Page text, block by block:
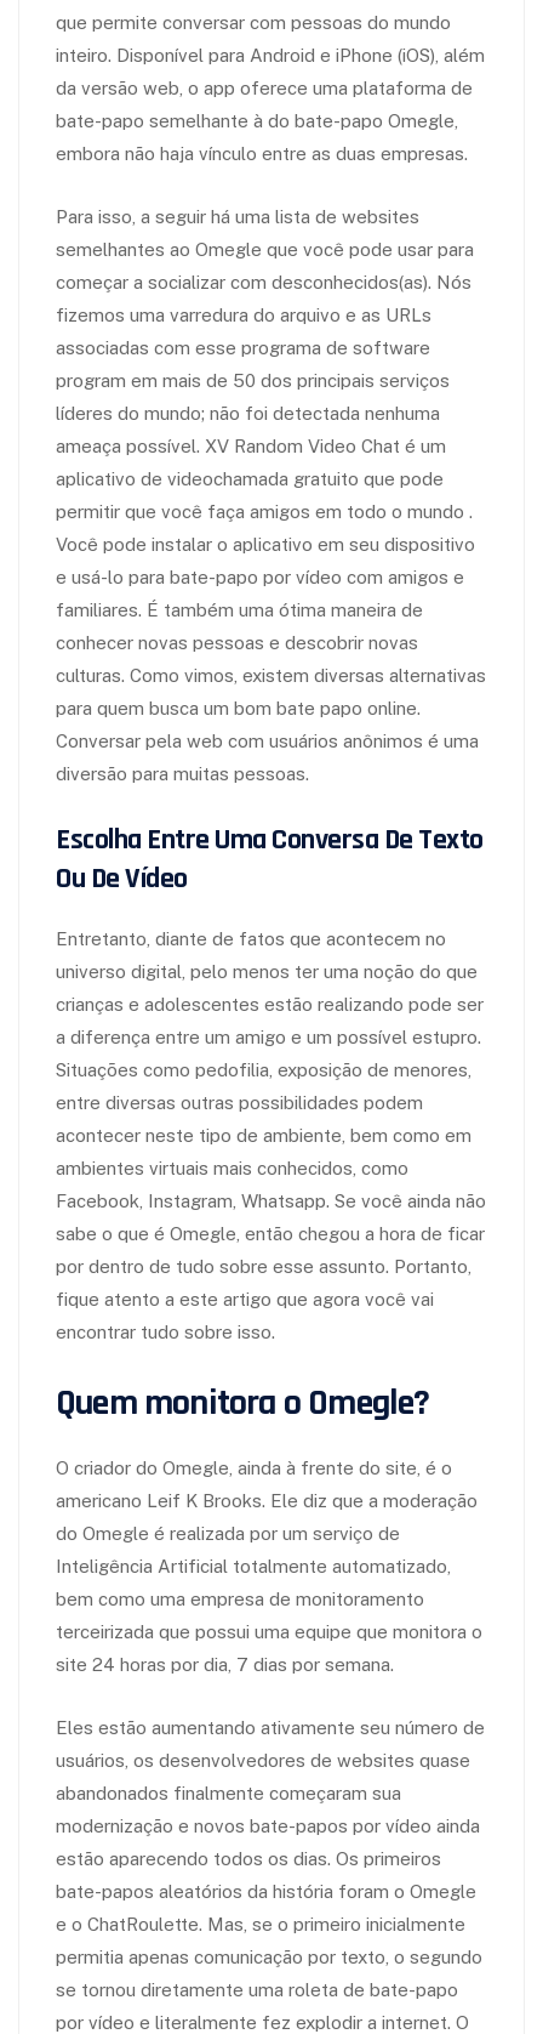
que permite conversar com pessoas do mundo
inteiro. Disponível para Android e iPhone (iOS), além
da versão web, o app oferece uma plataforma de
bate-papo semelhante à do bate-papo Omegle,
embora não haja vínculo entre as duas empresas.
Para isso, a seguir há uma lista de websites
semelhantes ao Omegle que você pode usar para
começar a socializar com desconhecidos(as). Nós
fizemos uma varredura do arquivo e as URLs
associadas com esse programa de software
program em mais de 50 dos principais serviços
líderes do mundo; não foi detectada nenhuma
ameaça possível. XV Random Video Chat é um
aplicativo de videochamada gratuito que pode
permitir que você faça amigos em todo o mundo .
Você pode instalar o aplicativo em seu dispositivo
e usá-lo para bate-papo por vídeo com amigos e
familiares. É também uma ótima maneira de
conhecer novas pessoas e descobrir novas
culturas. Como vimos, existem diversas alternativas
para quem busca um bom bate papo online.
Conversar pela web com usuários anônimos é uma
diversão para muitas pessoas.
Escolha Entre Uma Conversa De Texto
Ou De Vídeo
Entretanto, diante de fatos que acontecem no
universo digital, pelo menos ter uma noção do que
crianças e adolescentes estão realizando pode ser
a diferença entre um amigo e um possível estupro.
Situações como pedofilia, exposição de menores,
entre diversas outras possibilidades podem
acontecer neste tipo de ambiente, bem como em
ambientes virtuais mais conhecidos, como
Facebook, Instagram, Whatsapp. Se você ainda não
sabe o que é Omegle, então chegou a hora de ficar
por dentro de tudo sobre esse assunto. Portanto,
fique atento a este artigo que agora você vai
encontrar tudo sobre isso.
Quem monitora o Omegle?
O criador do Omegle, ainda à frente do site, é o
americano Leif K Brooks. Ele diz que a moderação
do Omegle é realizada por um serviço de
Inteligência Artificial totalmente automatizado,
bem como uma empresa de monitoramento
terceirizada que possui uma equipe que monitora o
site 24 horas por dia, 7 dias por semana.
Eles estão aumentando ativamente seu número de
usuários, os desenvolvedores de websites quase
abandonados finalmente começaram sua
modernização e novos bate-papos por vídeo ainda
estão aparecendo todos os dias. Os primeiros
bate-papos aleatórios da história foram o Omegle
e o ChatRoulette. Mas, se o primeiro inicialmente
permitia apenas comunicação por texto, o segundo
se tornou diretamente uma roleta de bate-papo
por vídeo e literalmente fez explodir a internet. O